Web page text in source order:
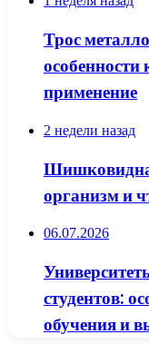
Трос
применение
2 недели назад
организм и
06.07.2026
студентов:
обучения и